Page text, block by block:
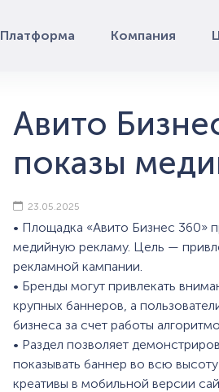
Платформа Компания
Авито
показы
23.05.2025
• Площадка «Авито Бизнес 360»
медийную рекламу. Цель —
рекламной кампании.
• Бренды могут привлекать
крупных баннеров, а
бизнеса за счет работы
• Раздел позволяет
показывать баннер во всю
креативы в мобильной версии